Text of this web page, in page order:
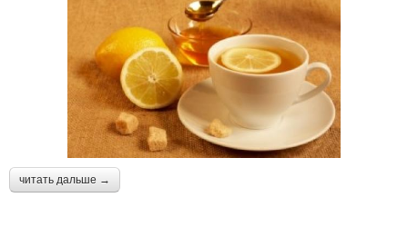
читать дальше →